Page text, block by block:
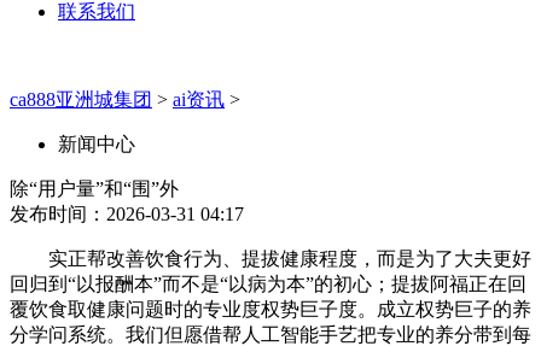
联系我们
ca888亚洲城集团 > ai资讯 >
新闻中心
除“用户量”和“围”外
发布时间：2026-03-31 04:17
实正帮改善饮食行为、提拔健康程度，而是为了大夫更好
回归到“以报酬本”而不是“以病为本”的初心；提拔阿福正在回
覆饮食取健康问题时的专业度权势巨子度。成立权势巨子的养
分学问系统。我们但愿借帮人工智能手艺把专业的养分带到每